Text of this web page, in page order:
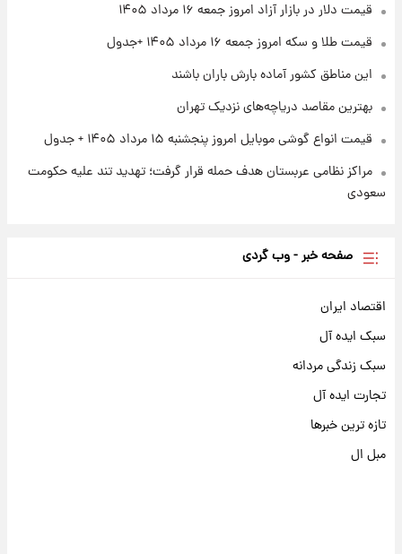
۱ روز پیش
شد
قیمت دلار در بازار آزاد امروز جمعه ۱۶ مرداد ۱۴۰۵
قیمت طلا و سکه امروز جمعه ۱۶ مرداد ۱۴۰۵ +جدول
این مناطق کشور آماده بارش باران باشند
بهترین مقاصد دریاچه‌های نزدیک تهران
قیمت انواع گوشی موبایل امروز پنجشنبه ۱۵ مرداد ۱۴۰۵ + جدول
مراکز نظامی عربستان هدف حمله قرار گرفت؛ تهدید تند علیه حکومت
سعودی
صفحه خبر - وب گردی
اقتصاد ایران
سبک ایده آل
سبک زندگی مردانه
تجارت ایده آل
تازه ترین خبرها
مبل ال